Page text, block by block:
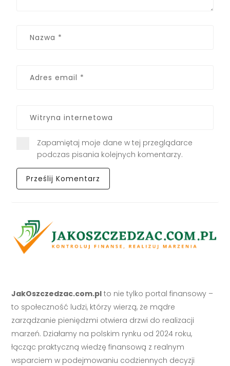
Zapamiętaj moje dane w tej przeglądarce
podczas pisania kolejnych komentarzy.
JakOszczedzac.com.pl to nie tylko portal finansowy –
to społeczność ludzi, którzy wierzą, że mądre
zarządzanie pieniędzmi otwiera drzwi do realizacji
marzeń. Działamy na polskim rynku od 2024 roku,
łącząc praktyczną wiedzę finansową z realnym
wsparciem w podejmowaniu codziennych decyzji